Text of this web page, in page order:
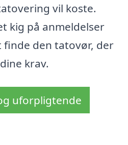
vil koste.
kig på anmeldelser
den tatovør, der
krav.
uforpligtende